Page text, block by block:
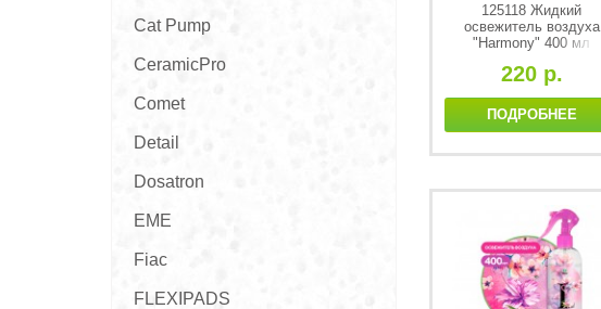
Cat Pump
CeramicPro
Comet
Detail
Dosatron
EME
Fiac
FLEXIPADS
125118 Жидкий
освежитель воздуха
"Harmony" 400 мл
220 р.
ПОДРОБНЕЕ